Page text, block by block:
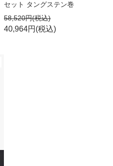
セット タングステン巻
58,520円(税込)
40,964円(税込)